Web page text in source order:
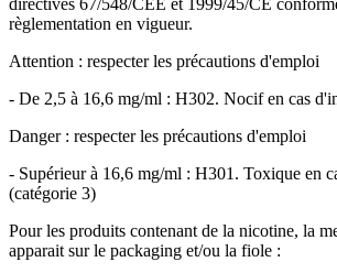
directives 67/548/CEE et 1999/45/CE
règlementation en vigueur.
Attention : respecter les précautions d'emploi
- De 2,5 à 16,6 mg/ml : H302. Nocif en cas
Danger : respecter les précautions d'emploi
- Supérieur à 16,6 mg/ml : H301. Toxique en
(catégorie 3)
Pour les produits contenant de la nicotine, la
apparait sur le packaging et/ou la fiole :